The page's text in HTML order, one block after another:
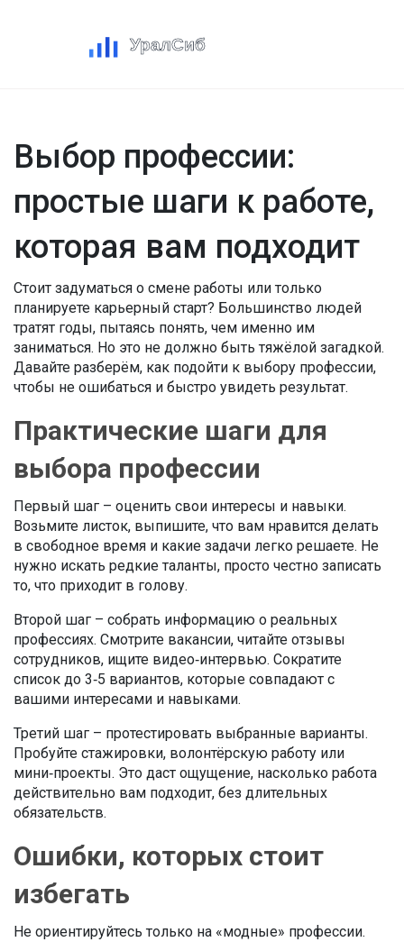
Выбор профессии:
простые шаги к работе,
которая вам подходит
Стоит задуматься о смене работы или только
планируете карьерный старт? Большинство людей
тратят годы, пытаясь понять, чем именно им
заниматься. Но это не должно быть тяжёлой загадкой.
Давайте разберём, как подойти к выбору профессии,
чтобы не ошибаться и быстро увидеть результат.
Практические шаги для
выбора профессии
Первый шаг – оценить свои интересы и навыки.
Возьмите листок, выпишите, что вам нравится делать
в свободное время и какие задачи легко решаете. Не
нужно искать редкие таланты, просто честно записать
то, что приходит в голову.
Второй шаг – собрать информацию о реальных
профессиях. Смотрите вакансии, читайте отзывы
сотрудников, ищите видео‑интервью. Сократите
список до 3‑5 вариантов, которые совпадают с
вашими интересами и навыками.
Третий шаг – протестировать выбранные варианты.
Пробуйте стажировки, волонтёрскую работу или
мини‑проекты. Это даст ощущение, насколько работа
действительно вам подходит, без длительных
обязательств.
Ошибки, которых стоит
избегать
Не ориентируйтесь только на «модные» профессии.